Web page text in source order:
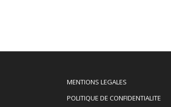
MENTIONS LEGALES
POLITIQUE DE CONFIDENTIALITE